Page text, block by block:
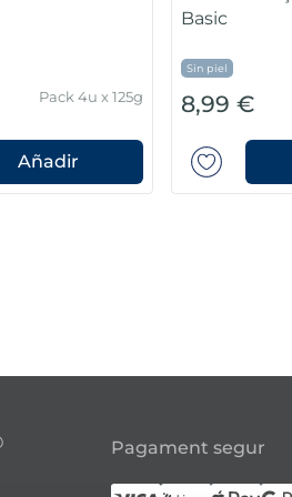
5,99 € Pack 180 g
Añadir
Pagament segur